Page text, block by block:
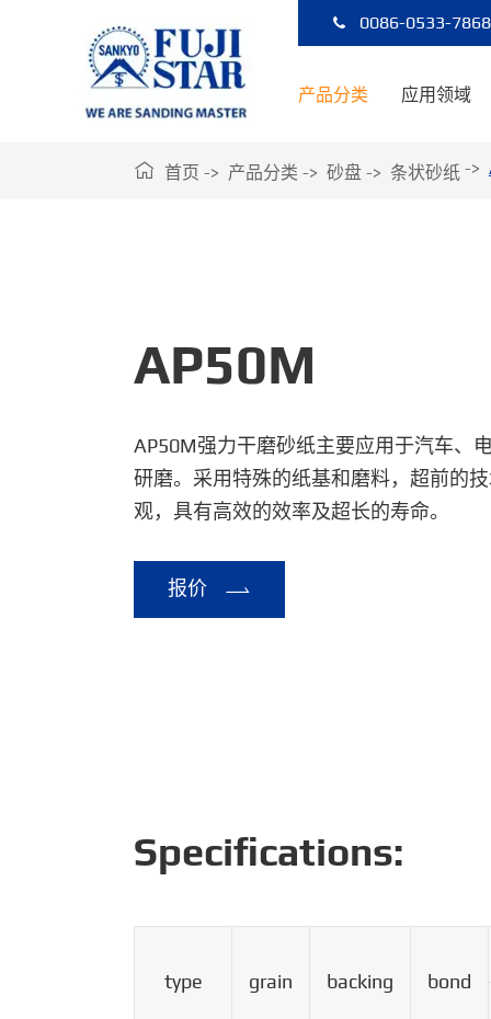
0086-0533-
产品分类 应用领域
 首页 产品分类 砂盘 条状砂纸
AP50M
AP50M强力干磨砂纸主要应用于汽车、
研磨。采用特殊的纸基和磨料，超前的
观，具有高效的效率及超长的寿命。
报价 
Specifications:
type grain backing bond